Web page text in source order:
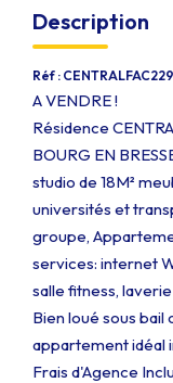
Description
Réf :
A VENDRE !
Résidence
BOURG EN
studio de 18M²
universités et
groupe,
services: internet
salle fitness,
Bien loué sous
appartement idéal
Frais d'Agence